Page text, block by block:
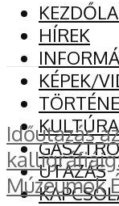
HÍREK
KÉPEK/
KULTÚRA
UTAZÁS
Időutazás
Múzeumok